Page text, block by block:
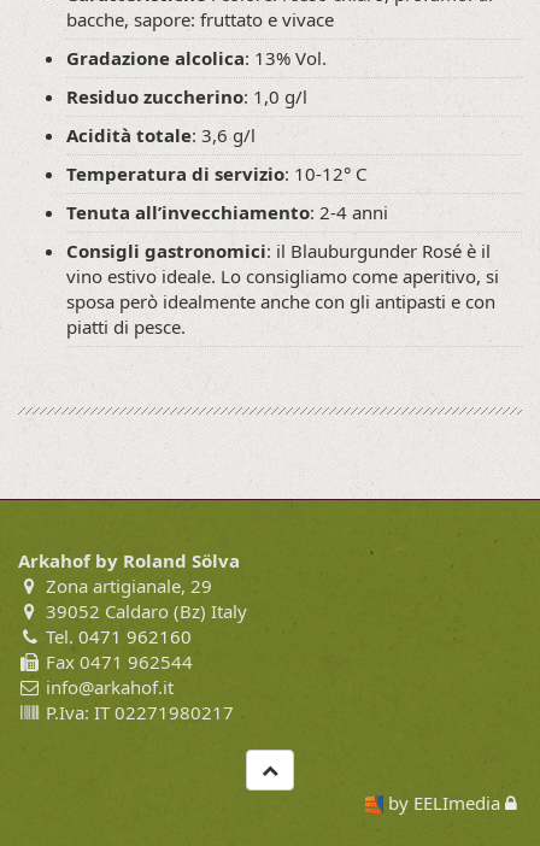
bacche, sapore: fruttato e vivace
Gradazione alcolica: 13% Vol.
Residuo zuccherino: 1,0 g/l
Acidità totale: 3,6 g/l
Temperatura di servizio: 10-12° C
Tenuta all’invecchiamento: 2-4 anni
Consigli gastronomici: il Blauburgunder Rosé è il
vino estivo ideale. Lo consigliamo come aperitivo, si
sposa però idealmente anche con gli antipasti e con
piatti di pesce.
Arkahof by Roland Sölva
Zona artigianale, 29
39052 Caldaro (Bz) Italy
Tel.0471 962160
Fax 0471 962544
info@arkahof.it
P.Iva: IT 02271980217
by EELImedia